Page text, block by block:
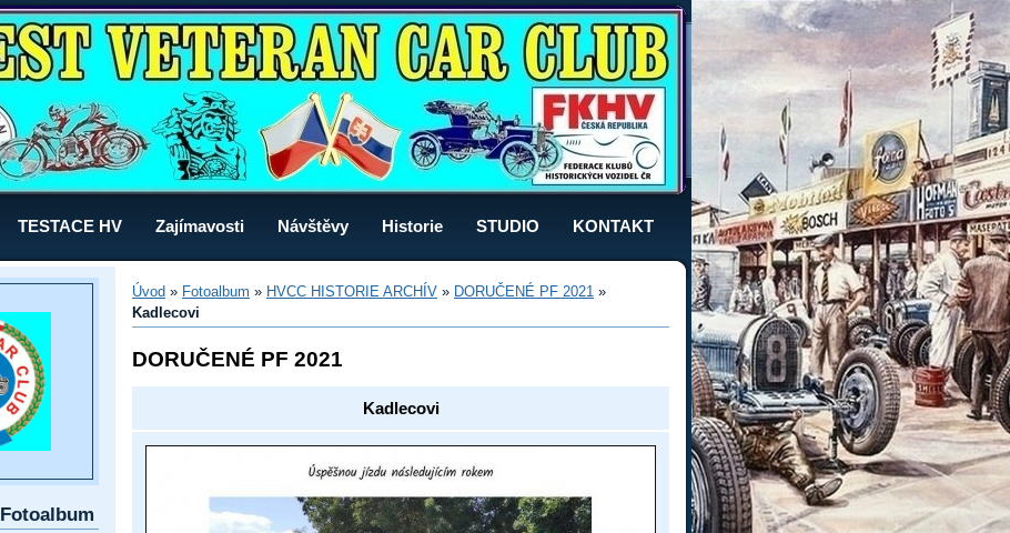
TESTACE HV Zajímavosti Návštěvy Historie STUDIO KONTAKT
Úvod » Fotoalbum » HVCC HISTORIE ARCHÍV » DORUČENÉ PF 2021 »
Kadlecovi
DORUČENÉ PF 2021
Kadlecovi
Fotoalbum